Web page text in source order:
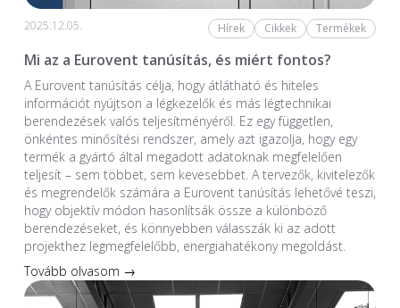
2025.12.05. Hírek Cikkek Termékek
Mi az a Eurovent tanúsítás, és miért fontos?
A Eurovent tanúsítás célja, hogy átlátható és hiteles
információt nyújtson a légkezelők és más légtechnikai
berendezések valós teljesítményéről. Ez egy független,
önkéntes minősítési rendszer, amely azt igazolja, hogy egy
termék a gyártó által megadott adatoknak megfelelően
teljesít – sem többet, sem kevesebbet. A tervezők, kivitelezők
és megrendelők számára a Eurovent tanúsítás lehetővé teszi,
hogy objektív módon hasonlítsák össze a különböző
berendezéseket, és könnyebben válasszák ki az adott
projekthez legmegfelelőbb, energiahatékony megoldást.
Tovább olvasom →